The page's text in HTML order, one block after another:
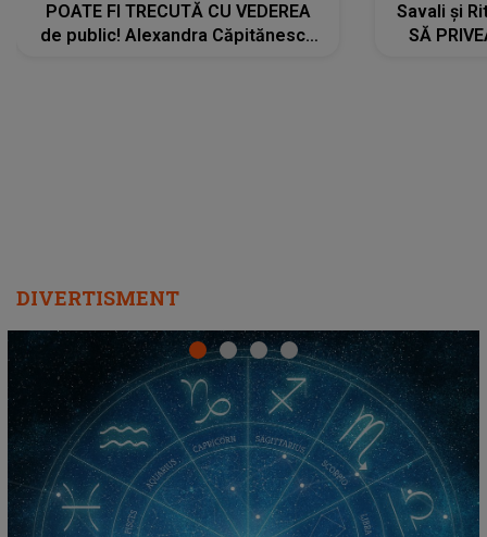
POATE FI TRECUTĂ CU VEDEREA
de public! Alexandra Căpitănescu
Savali și
SĂ
DIVERTISMENT